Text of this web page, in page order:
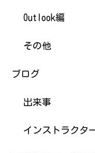
Outlook編
その他
ブログ
出来事
インストラクタ